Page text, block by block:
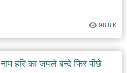
98.8 K
नाम हरि का जपले बन्दे फिर पीछे